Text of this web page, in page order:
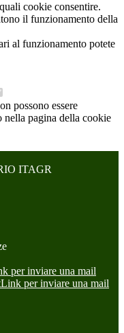
cookie consentire.
il funzionamento della
al funzionamento potete
possono essere
nella pagina della cookie
ITAGR
per inviare una mail
Link per inviare una mail